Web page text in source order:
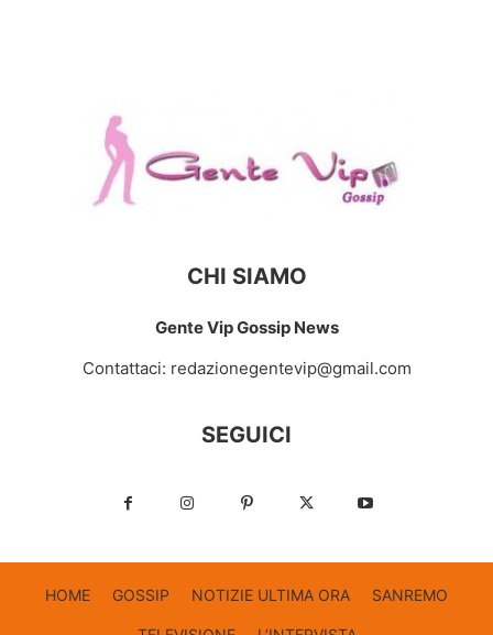
CHI SIAMO
Gente Vip Gossip News
Contattaci: redazionegentevip@gmail.com
SEGUICI
HOME GOSSIP NOTIZIE ULTIMA ORA SANREMO